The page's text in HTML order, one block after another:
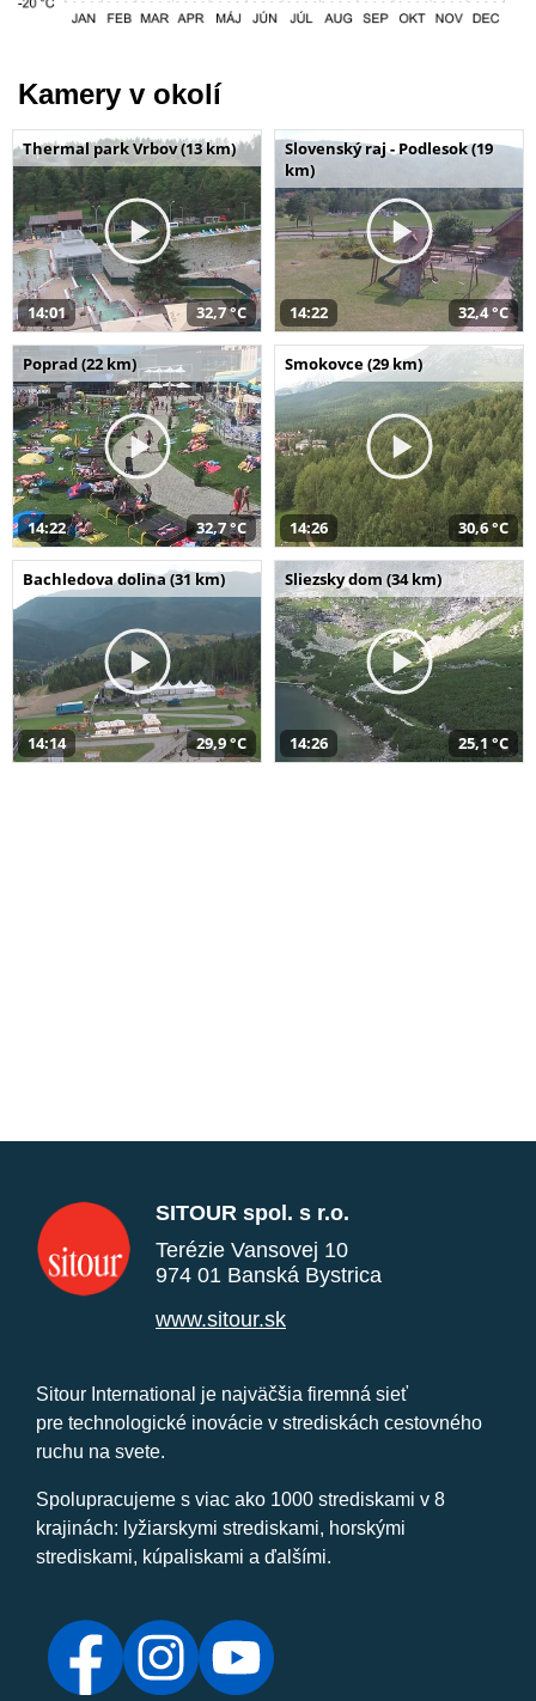
Kamery v okolí
Thermal park Vrbov (13 km)
14:01 32,7 °C
Slovenský raj - Podlesok (19
km)
14:22 32,4 °C
Poprad (22 km)
14:22 32,7 °C
Smokovce (29 km)
14:26 30,6 °C
Bachledova dolina (31 km)
14:14 29,9 °C
Sliezsky dom (34 km)
14:26 25,1 °C
SITOUR spol. s r.o.
Terézie Vansovej 10
974 01 Banská Bystrica
www.sitour.sk
Sitour International je najväčšia firemná sieť
pre technologické inovácie v strediskách cestovného
ruchu na svete.
Spolupracujeme s viac ako 1000 strediskami v 8
krajinách: lyžiarskymi strediskami, horskými
strediskami, kúpaliskami a ďalšími.